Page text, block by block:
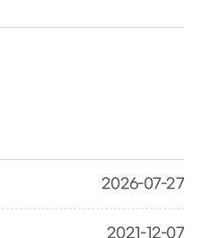
2026-07-27
2021-12-07